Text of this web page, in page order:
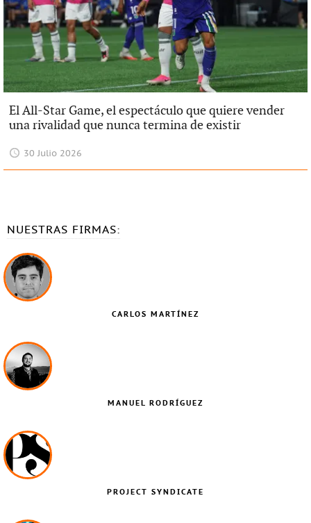
NUESTRAS FIRMAS:
CARLOS MARTÍNEZ
MANUEL RODRÍGUEZ
PROJECT SYNDICATE
El All-Star Game, el espectáculo que quiere vender
una rivalidad que nunca termina de existir
30 Julio 2026